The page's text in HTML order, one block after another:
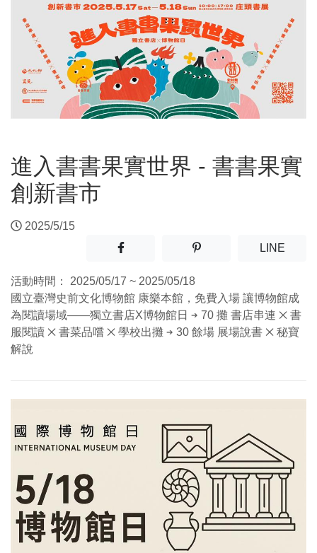
進入書書果實世界 - 書書果實
創新書市
2025/5/15
分享至facebook(另開新視窗)
分享至噗浪(另開新視窗)
LINE(另開
活動時間：
2025/05/17 ~ 2025/05/18
國立臺灣史前文化博物館 康樂本館，免費入場 讓博物館成
為閱讀場域——獨立書店X博物館日 ➔ 70 攤 書店串連 ྾ 書
服閱讀 ྾ 書菜品嚐 ྾ 學校出攤 ➔ 30 餘場 展場說書 ྾ 秘寶
解說